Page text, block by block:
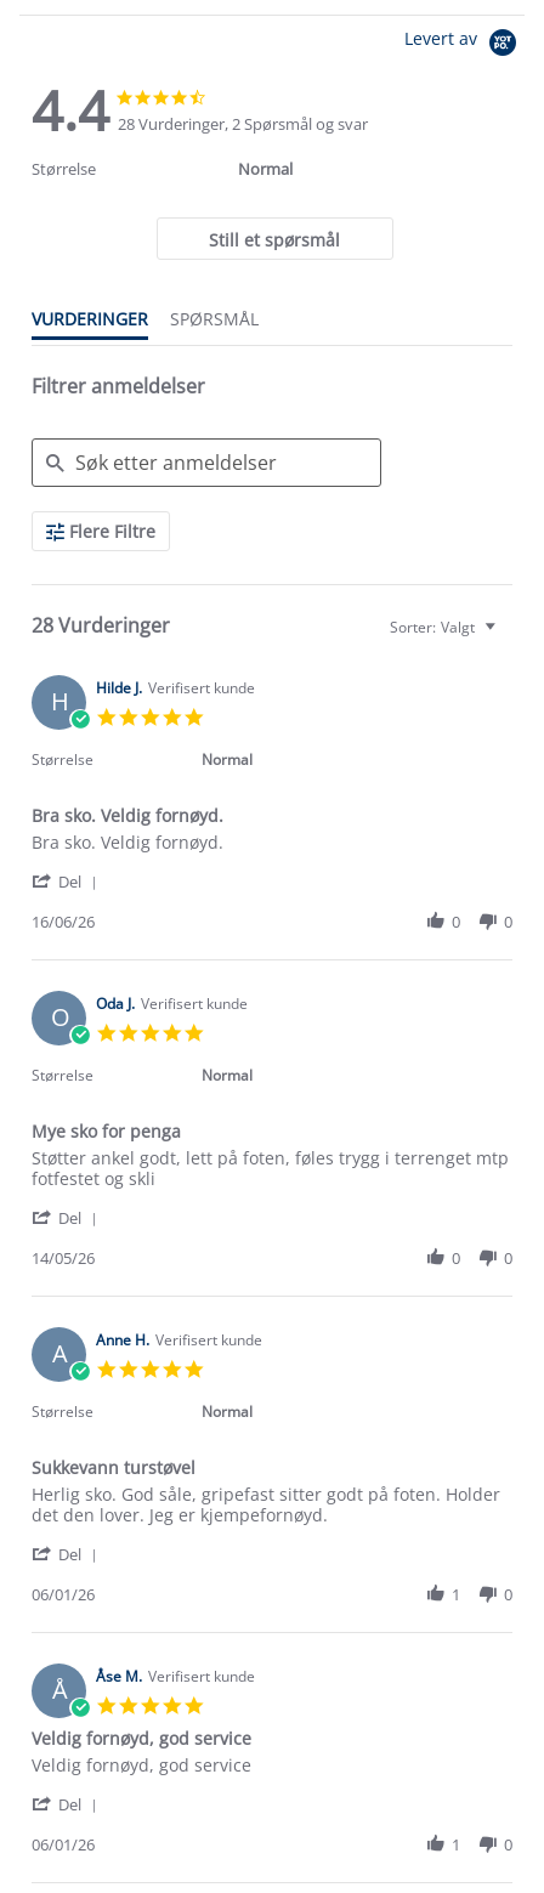
Levert av
4.4
4.4
star
rating
star
rating
28 Vurderinger, 2 Spørsmål og svar
Størrelse Normal
Still et spørsmål
VURDERINGER SPØRSMÅL
Filtrer anmeldelser
Search
ReviewsFlere Filtre
28 Vurderinger Sorter: Valgt
H Hilde J. Verifisert kunde
rating
Størrelse Normal
Bra sko. Veldig fornøyd.
Review
Hilde
on
Jun
review
Bra
Veldig
Bra sko. Veldig fornøyd.
Del
Hilde
on
16
Jun
16/06/26 0 0
O Oda J. Verifisert kunde
rating
Størrelse Normal
Mye sko for penga
Review
by
J.
14
2026
review
stating
sko
penga
Støtter ankel godt, lett på foten, føles trygg i terrenget mtp
fotfestet og skli
Del
Oda
on
14
May
14/05/26 0 0
A Anne H. Verifisert kunde
rating
Størrelse Normal
Sukkevann turstøvel
Review
by
H.
6
2026
review
stating
turstøvel
Herlig sko. God såle, gripefast sitter godt på foten. Holder
det den lover. Jeg er kjempefornøyd.
Del
Anne
on
6
Jan
2026
06/01/26 1 0
Å Åse M. Verifisert kunde
rating
Veldig fornøyd, god service
Review
Åse
on
Jan
review
Veldig
god
Veldig fornøyd, god service
Del
Åse
06/01/26 1 0
Om Stormberg